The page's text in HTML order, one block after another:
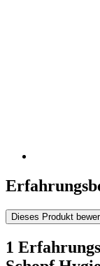
Dieses Produkt
1